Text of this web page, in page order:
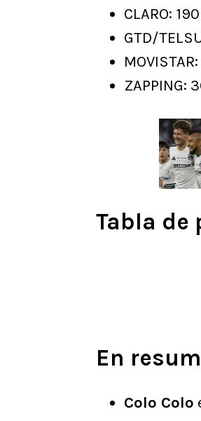
CLARO:
GTD/
ZAPPING:
Tabla de
En
Colo Colo